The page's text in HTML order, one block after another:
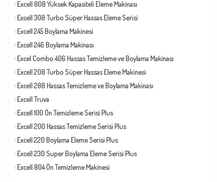
Excell 808 Yüksek Kapasiteli Eleme Makinası
Excell 308 Turbo Süper Hassas Eleme Serisi
Excell 245 Boylama Makinesi
Excell 246 Boylama Makinası
Excel Combo 406 Hassas Temizleme ve Boylama Makinası
Excell 208 Turbo Süper Hassas Eleme Makinesi
Excell 288 Hassas Temizleme ve Boylama Makinası
Excell Truva
Excell 100 Ön Temizleme Serisi Plus
Excell 200 Hassas Temizleme Serisi Plus
Excell 220 Boylama Eleme Serisi Plus
Excell 230 Super Boylama Eleme Serisi Plus
Excell 804 Ön Temizleme Makinesi